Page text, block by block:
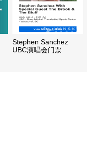
Stephen Sanchez
UBC演唱会门票